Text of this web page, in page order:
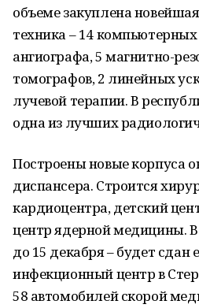
объеме закуплена
техника – 14
ангиографа, 5 магнитно-
томографов, 2 линейных
лучевой терапии. В
одна из лучших
Построены новые корпуса
диспансера. Строится
кардиоцентра, детский
центр ядерной медицины.
до 15 декабря – будет сдан
инфекционный центр в
58 автомобилей скорой